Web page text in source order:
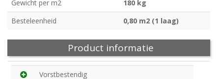
Gewicht per m2
180 kg
Besteleenheid
0,80 m2 (1 laag)
Product informatie
Vorstbestendig